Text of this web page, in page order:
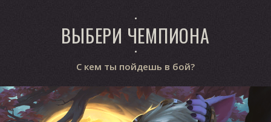
ВЫБЕРИ ЧЕМПИОНА
С кем ты пойдешь в бой?